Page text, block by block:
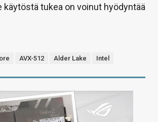
käytöstä tukea on voinut hyödyntää
AVX-512 Alder Lake Intel